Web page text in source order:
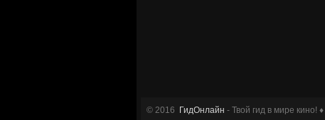
© 2016 ГидОнлайн - Твой гид в мире кино! ♦